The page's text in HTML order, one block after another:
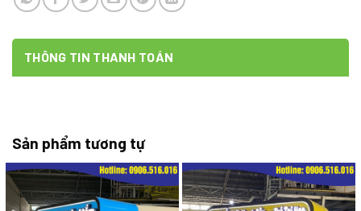
THÔNG TIN THANH TOÁN
Sản phẩm tương tự